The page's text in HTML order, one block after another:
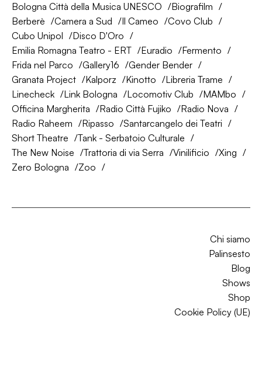
Bologna Città della Musica UNESCO
Biografilm
Berberè
Camera a Sud Il Cameo
Covo Club
Cubo Unipol
Disco D'Oro
Emilia Romagna Teatro - ERT
Euradio
Fermento
Frida nel Parco
Gallery16
Gender Bender
Granata Project
Kalporz Kinotto
Libreria Trame
Linecheck
Link Bologna Locomotiv Club
MAMbo
Officina Margherita
Radio Città Fujiko
Radio Nova
Radio Raheem
Ripasso
Santarcangelo dei Teatri
Short Theatre
Tank - Serbatoio Culturale
The New Noise
Trattoria di via Serra Vinilificio
Xing
Zero Bologna
Zoo
Chi siamo
Palinsesto
Blog
Shows
Shop
Cookie Policy (UE)